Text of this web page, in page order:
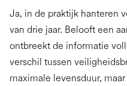
Ja, in de praktijk hanteren
van drie jaar. Belooft een
ontbreekt de informatie
verschil tussen
maximale levensduur,